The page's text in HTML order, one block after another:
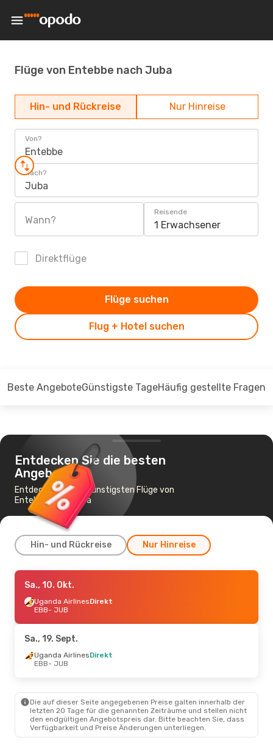
Flüge von Entebbe nach Juba
Hin- und Rückreise Nur Hinreise
Von?
Entebbe
Nach?
Juba
Wann?
Reisende
1 Erwachsener
Direktflüge
Flug + Hotel suchen
Flüge suchen
Beste AngeboteGünstigste TageHäufig gestellte Fragen
Entdecken Sie die besten
Angebote
Entdecken Sie die günstigsten Flüge von
Entebbe nach Juba
Hin- und Rückreise Nur Hinreise
Do., 8. Okt.- Mo., 12. Okt.
Uganda AirlinesDirekt
EBB- JUB
JUB- EBB
Sa., 10. Okt.
Uganda AirlinesDirekt
EBB- JUB
Sa., 19. Sept.
Uganda AirlinesDirekt
EBB- JUB
Die auf dieser Seite angegebenen Preise galten innerhalb der
letzten 20 Tage für die genannten Zeiträume und stellen nicht
den endgültigen Angebotspreis dar. Bitte beachten Sie, dass
Verfügbarkeit und Preise Änderungen unterliegen.